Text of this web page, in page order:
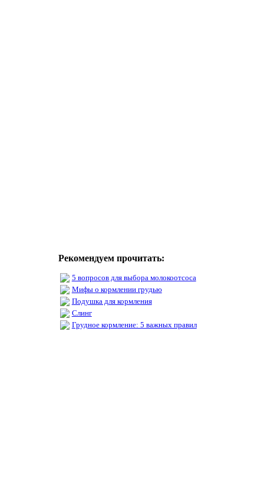
Рекомендуем прочитать:
5 вопросов для выбора молокоотсоса
Мифы о кормлении грудью
Подушка для кормления
Слинг
Грудное кормление: 5 важных правил